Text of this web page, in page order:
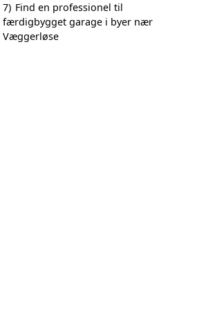
7) Find en professionel til
færdigbygget garage i byer nær
Væggerløse